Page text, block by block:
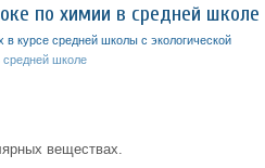
по химии в средней школе
курсе средней школы с экологической
школе
веществах.